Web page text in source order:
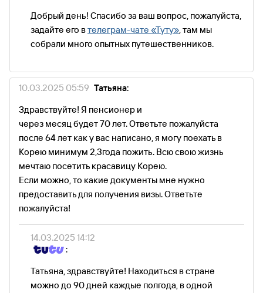
Добрый день! Спасибо за ваш вопрос, пожалуйста,
задайте его втелеграм-чате «Туту», там мы
собрали много опытных путешественников.
10.03.2025 05:59 Татьяна:
Здравствуйте! Я пенсионер и
через месяц будет 70 лет. Ответьте пожалуйста
после 64 лет как у вас написано, я могу поехать в
Корею минимум 2,3года пожить. Всю свою жизнь
мечтаю посетить красавицу Корею.
Если можно, то какие документы мне нужно
предоставить для получения визы. Ответьте
пожалуйста!
14.03.2025 14:12
:
Татьяна, здравствуйте! Находиться в стране
можно до 90 дней каждые полгода, в одной